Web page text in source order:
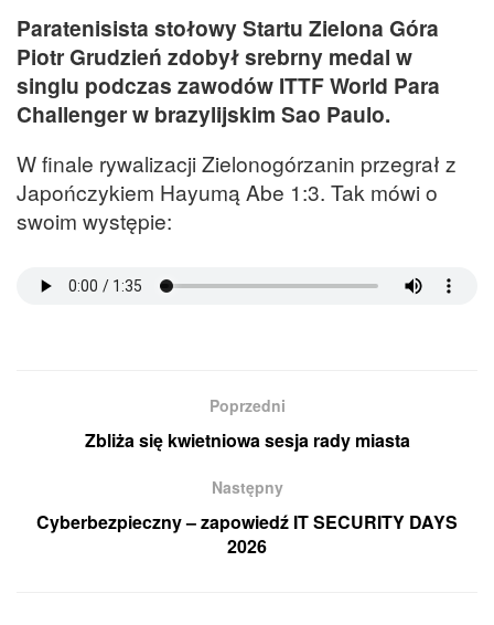
Paratenisista stołowy Startu Zielona Góra
Piotr Grudzień zdobył srebrny medal w
singlu podczas zawodów ITTF World Para
Challenger w brazylijskim Sao Paulo.
W finale rywalizacji Zielonogórzanin przegrał z
Japończykiem Hayumą Abe 1:3. Tak mówi o
swoim występie:
Poprzedni
Zbliża się kwietniowa sesja rady miasta
Następny
Cyberbezpieczny – zapowiedź IT SECURITY DAYS
2026